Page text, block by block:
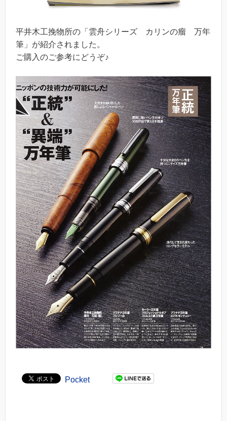
平井木工挽物所の「雲舟シリーズ カリンの瘤 万年
筆」が紹介されました。
ご購入のご参考にどうぞ♪
Pocket